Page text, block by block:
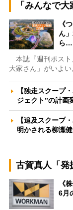
「みんなで
《
ん
ら…
本誌『週刊ポスト
大家さん」がいよ
【独走スクープ
ジェクト”の計
【追及スクープ
明かされる柳瀬
古賀真人「発
《
6月